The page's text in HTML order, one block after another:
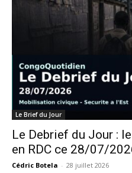
Le Brief du Jour
Le Debrief du Jour :
en RDC ce 28/07/
Cédric Botela - 28 juillet 2026